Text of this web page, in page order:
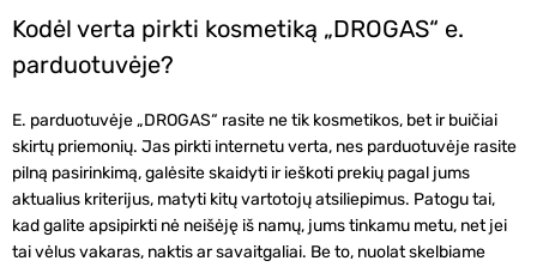
Kodėl verta pirkti kosmetiką „DROGAS“ e.
parduotuvėje?
E. parduotuvėje „DROGAS“ rasite ne tik kosmetikos, bet ir buičiai
skirtų priemonių. Jas pirkti internetu verta, nes parduotuvėje rasite
pilną pasirinkimą, galėsite skaidyti ir ieškoti prekių pagal jums
aktualius kriterijus, matyti kitų vartotojų atsiliepimus. Patogu tai,
kad galite apsipirkti nė neišėję iš namų, jums tinkamu metu, net jei
tai vėlus vakaras, naktis ar savaitgaliai. Be to, nuolat skelbiame